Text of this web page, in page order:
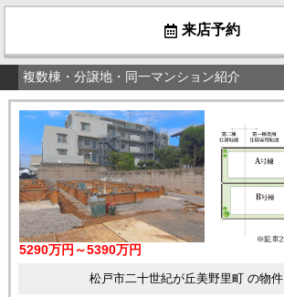
来店予約
複数棟・分譲地・同一マンション紹介
5290万円～5390万円
松戸市二十世紀が丘美野里町 の物